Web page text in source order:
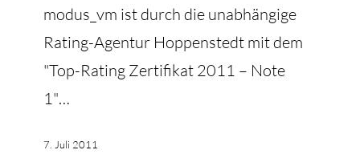
modus_vm ist durch die unabhängige
Rating-Agentur Hoppenstedt mit dem
"Top-Rating Zertifikat 2011 – Note
1"…
7. Juli 2011